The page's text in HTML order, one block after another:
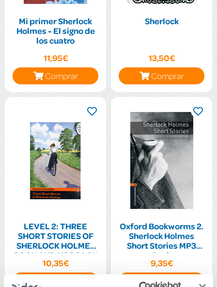
Mi primer Sherlock
Holmes - El signo de
los cuatro
11,95€
Comprar
Sherlock
13,50€
Comprar
LEVEL 2: THREE
SHORT STORIES OF
SHERLOCK HOLMES
BOOK AND MP3 PACK
10,35€
Oxford Bookworms 2.
Sherlock Holmes
Short Stories MP3
Pack
9,35€
Comprar